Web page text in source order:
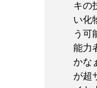
キの
い化
う可
能力
かな
が超